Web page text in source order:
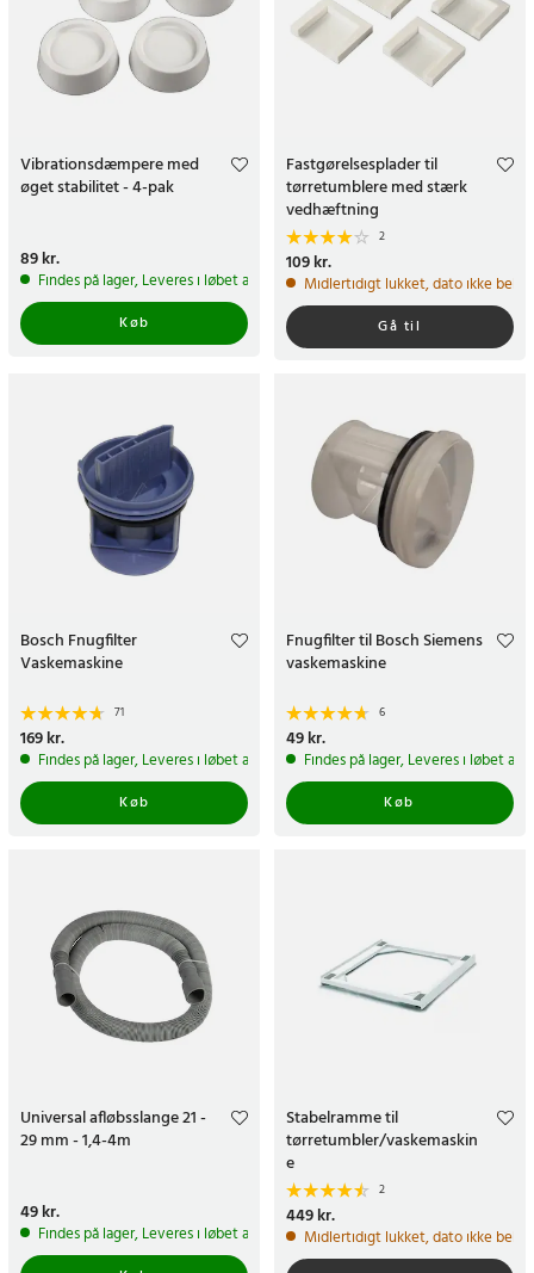
Vibrationsdæmpere med
øget stabilitet - 4-pak
Pris:89 kr.
89 kr.
Findes på lager, Leveres i løbet af 1-2 hverdage
Køb
Fastgørelsesplader til
tørretumblere med stærk
vedhæftning
2
Pris:109 kr.
109 kr.
Midlertidigt lukket, dato ikke
Gå til
Bosch Fnugfilter
Vaskemaskine
71
Pris:169 kr.
169 kr.
Findes på lager, Leveres i løbet af 1-2 hverdage
Køb
Fnugfilter til Bosch Siemens
vaskemaskine
6
Pris:49 kr.
49 kr.
Findes på lager, Leveres i løbet af
Køb
Universal afløbsslange 21 -
29 mm - 1,4-4m
Pris:49 kr.
49 kr.
Findes på lager, Leveres i løbet af 1-2 hverdage
Stabelramme til
tørretumbler/vaskemaskin
e
2
Pris:449 kr.
449 kr.
Midlertidigt lukket, dato ikke